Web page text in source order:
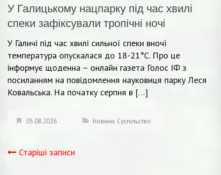
У Галицькому нацпарку під час хвилі
спеки зафіксували тропічні ночі
У Галичі під час хвилі сильної спеки вночі
температура опускалася до 18-21°С. Про це
інформує щоденна – онлайн газета Голос ІФ з
посиланням на повідомлення науковиця парку Леся
Ковальська. На початку серпня в […]
05.08.2026 Новини, Суспільство
Навігація
Старіші записи